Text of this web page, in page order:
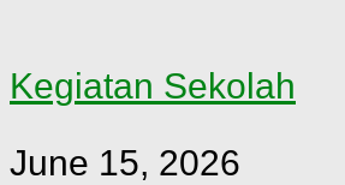
Kegiatan Sekolah
June 15, 2026